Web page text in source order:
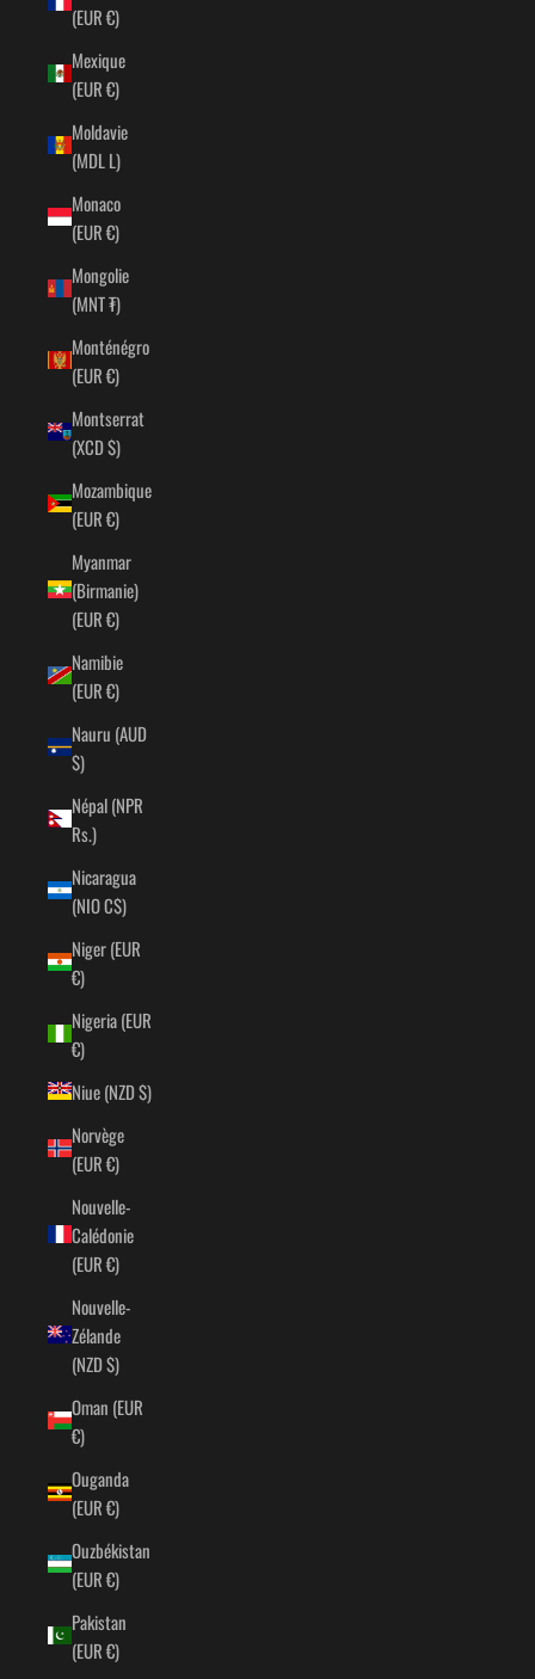
(EUR €)
Mexique
(EUR €)
Moldavie
(MDL L)
Monaco
(EUR €)
Mongolie
(MNT ₮)
Monténégro
(EUR €)
Montserrat
(XCD $)
Mozambique
(EUR €)
Myanmar
(Birmanie)
(EUR €)
Namibie
(EUR €)
Nauru (AUD
$)
Népal (NPR
Rs.)
Nicaragua
(NIO C$)
Niger (EUR
€)
Nigeria (EUR
€)
Niue (NZD $)
Norvège
(EUR €)
Nouvelle-
Calédonie
(EUR €)
Nouvelle-
Zélande
(NZD $)
Oman (EUR
€)
Ouganda
(EUR €)
Ouzbékistan
(EUR €)
Pakistan
(EUR €)